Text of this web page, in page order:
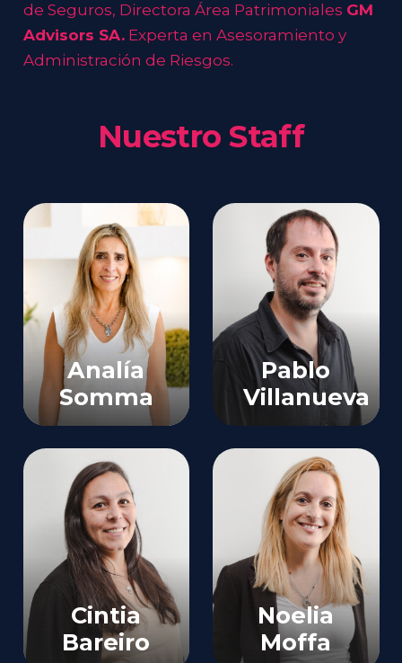
de Seguros, Directora Área Patrimoniales GM
Advisors SA.Experta en Asesoramiento y
Administración de Riesgos.
Nuestro Staff
Analía
Somma
Directora
Comercial
Vida y Retiro
Pablo
Villanueva
Administración
Senior
Vida
Cintia
Bareiro
Noelia
Moffa